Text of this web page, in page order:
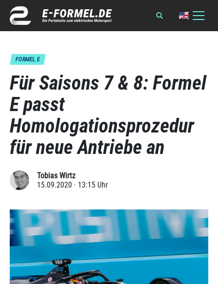
FORMEL E
Für Saisons 7 & 8: Formel
E passt
Homologationsprozedur
für neue Antriebe an
Tobias Wirtz
15.09.2020 · 13:15 Uhr